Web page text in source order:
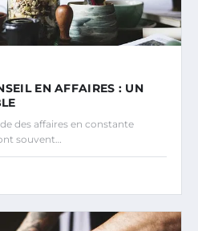
EN AFFAIRES : UN
des affaires en constante
souvent…